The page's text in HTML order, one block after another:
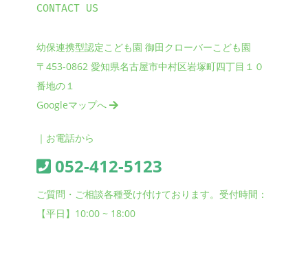
CONTACT US
幼保連携型認定こども園 御田クローバーこども園
〒453-0862 愛知県名古屋市中村区岩塚町四丁目１０
番地の１
Googleマップへ
｜お電話から
052-412-5123
ご質問・ご相談各種受け付けております。受付時間：
【平日】10:00 ~ 18:00